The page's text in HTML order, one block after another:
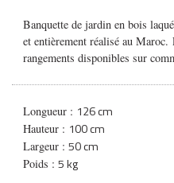
Banquette de jardin en bois
etentièrement réalisé au Maroc.
rangements disponibles sur
Longueur : 126 cm
Hauteur : 100 cm
Largeur :50 cm
Poids :5 kg